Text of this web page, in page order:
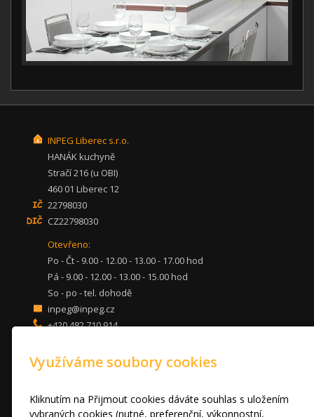
INPEG Liberec s.r.o.
HANÁK kuchyně
Stračí 216 (u OBI)
460 01 Liberec 12
22798030
CZ22798030
Otevřeno:
Po - Čt - 9.00 - 12.00 - 13.00 - 17.00 hod
Pá - 9.00 - 12.00 - 13.00 - 15.00 hod
So - po - tel. dohodě
inpeg@inpeg.cz
+420 482 710 914
KUCHYNĚ
DVEŘE A STOLY
OBÝVACÍ POKOJE
Využíváme soubory cookies
Kliknutím na Přijmout cookies dáváte souhlas s uložením
vybraných cookies (nutné, preferenční, výkonnostní,